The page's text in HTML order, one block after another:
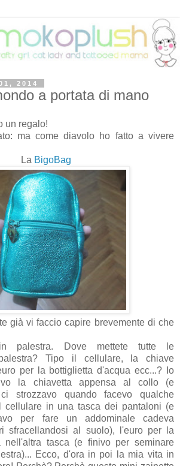
2014
a portata di mano
un regalo!
ma come diavolo ho fatto a vivere
La BigoBag
già vi faccio capire brevemente di che
palestra. Dove mettete tutte le
Tipo il cellulare, la chiave
per la bottiglietta d'acqua ecc...? Io
la chiavetta appensa al collo (e
strozzavo quando facevo qualche
cellulare in una tasca dei pantaloni (e
per fare un addominale cadeva
sfracellandosi al suolo), l'euro per la
nell'altra tasca (e finivo per seminare
Ecco, d'ora in poi la mia vita in